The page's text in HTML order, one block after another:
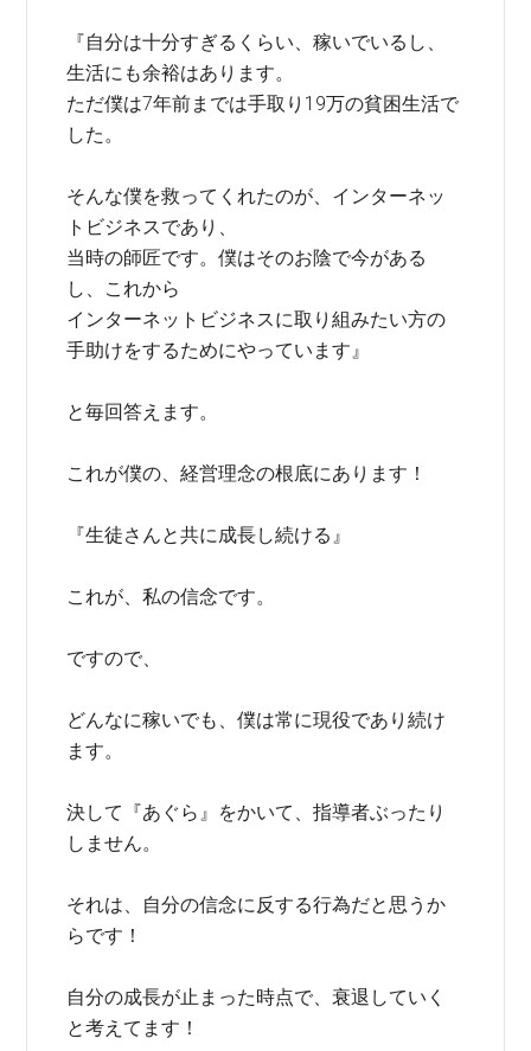
『自分は十分すぎるくらい、稼いでいるし、
生活にも余裕はあります。
ただ僕は7年前までは手取り19万の貧困生活で
した。
そんな僕を救ってくれたのが、インターネッ
トビジネスであり、
当時の師匠です。僕はそのお陰で今がある
し、これから
インターネットビジネスに取り組みたい方の
手助けをするためにやっています』
と毎回答えます。
これが僕の、経営理念の根底にあります！
『生徒さんと共に成長し続ける』
これが、私の信念です。
ですので、
どんなに稼いでも、僕は常に現役であり続け
ます。
決して『あぐら』をかいて、指導者ぶったり
しません。
それは、自分の信念に反する行為だと思うか
らです！
自分の成長が止まった時点で、衰退していく
と考えてます！